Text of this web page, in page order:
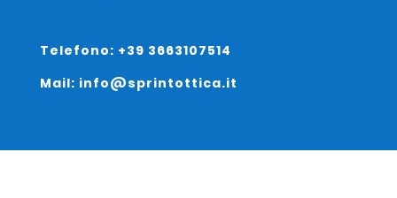
Telefono: +39 3663107514
Mail: info@sprintottica.it